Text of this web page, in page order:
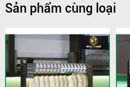
Sản phẩm cùng loại